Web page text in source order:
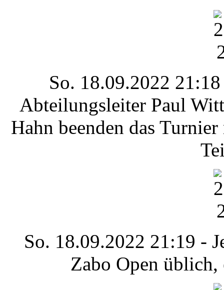
So. 18.09.2022
Abteilungsleiter Paul
Hahn beenden das
So. 18.09.2022 21:19 -
Zabo Open üblich,